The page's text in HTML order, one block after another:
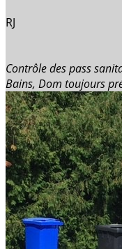
RJ
Contrôle des pass
Bains, Dom toujours